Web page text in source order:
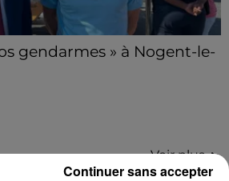
gendarmes » à Nogent-le-
Voir plus
Continuer sans accepter